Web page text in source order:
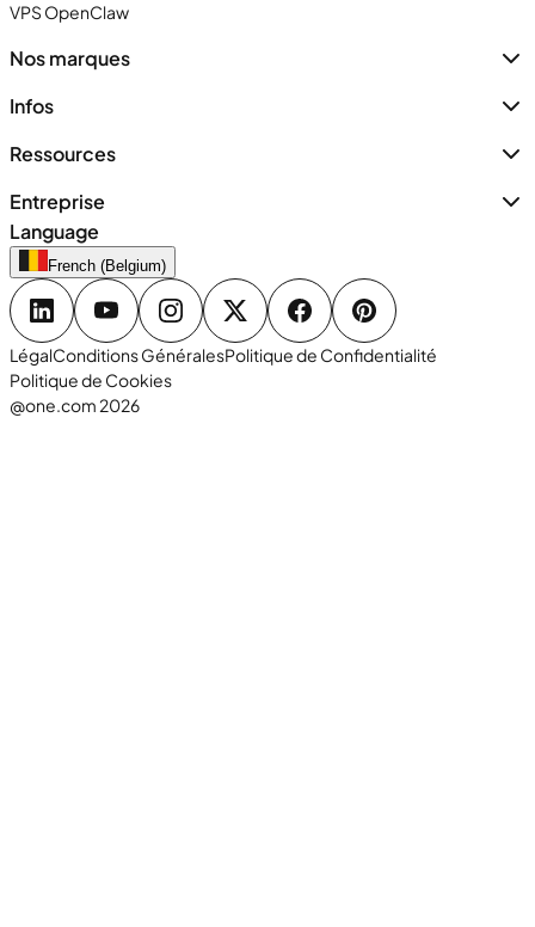
VPS OpenClaw
Nos marques
Infos
Ressources
Entreprise
Language
French (Belgium)
LégalConditions GénéralesPolitique de Confidentialité
Politique de Cookies
@one.com 2026